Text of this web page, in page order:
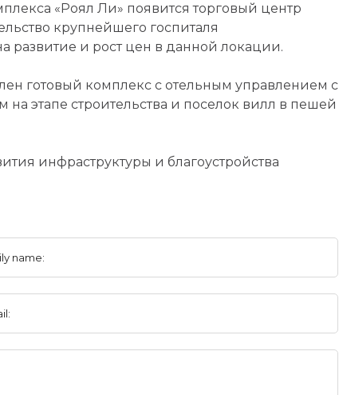
«Роял Ли» появится торговый центр
крупнейшего госпиталя
развитие и рост цен в данной локации.
готовый комплекс с отельным управлением с
этапе строительства и поселок вилл в пешей
инфраструктуры и благоустройства
name: